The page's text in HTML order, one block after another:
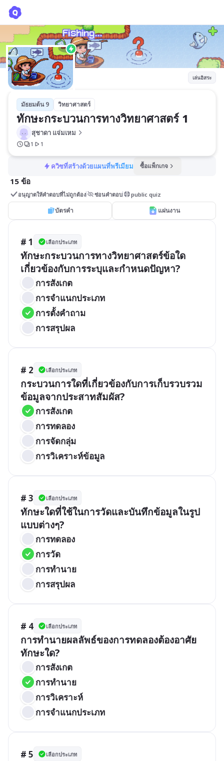
เล่นอิสระ
มัธยมต้น 9 วิทยาศาสตร์
ทักษะกระบวนการทางวิทยาศาสตร์ 1
สุชาดา แจ่มเหม
1 1
ควิซที่สร้างด้วยแผนที่พรีเมียม ซื้อแพ็กเกจ
15 ข้อ
อนุญาตให้คำตอบที่ไม่ถูกต้อง ซ่อนคำตอบ public quiz
บัตรคำ แผ่นงาน
# 1 เลือกประเภท
ทักษะกระบวนการทางวิทยาศาสตร์ข้อใด
เกี่ยวข้องกับการระบุและกำหนดปัญหา?
การสังเกต
การจำแนกประเภท
การตั้งคำถาม
การสรุปผล
# 2 เลือกประเภท
กระบวนการใดที่เกี่ยวข้องกับการเก็บรวบรวม
ข้อมูลจากประสาทสัมผัส?
การสังเกต
การทดลอง
การจัดกลุ่ม
การวิเคราะห์ข้อมูล
# 3 เลือกประเภท
ทักษะใดที่ใช้ในการวัดและบันทึกข้อมูลในรูป
แบบต่างๆ?
การทดลอง
การวัด
การทำนาย
การสรุปผล
# 4 เลือกประเภท
การทำนายผลลัพธ์ของการทดลองต้องอาศัย
ทักษะใด?
การสังเกต
การทำนาย
การวิเคราะห์
การจำแนกประเภท
# 5 เลือกประเภท